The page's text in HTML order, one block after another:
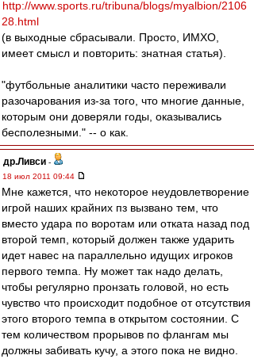
http://www.sports.ru/tribuna/blogs/myalbion/2106
28.html
(в выходные сбрасывали. Просто, ИМХО,
имеет смысл и повторить: знатная статья).
"футбольные аналитики часто переживали
разочарования из-за того, что многие данные,
которым они доверяли годы, оказывались
бесполезными." -- о как.
др.Ливси -
18 июл 2011 09:44
Мне кажется, что некоторое неудовлетворение
игрой наших крайних пз вызвано тем, что
вместо удара по воротам или отката назад под
второй темп, который должен также ударить
идет навес на параллельно идущих игроков
первого темпа. Ну может так надо делать,
чтобы регулярно пронзать головой, но есть
чувство что происходит подобное от отсутствия
этого второго темпа в открытом состоянии. С
тем количеством прорывов по флангам мы
должны забивать кучу, а этого пока не видно.